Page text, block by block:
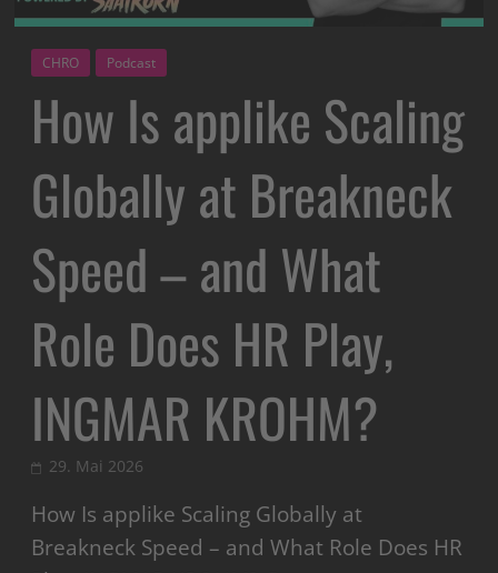
CHRO Podcast
How Is applike Scaling
Globally at Breakneck
Speed – and What
Role Does HR Play,
INGMAR KROHM?
29. Mai 2026
How Is applike Scaling Globally at
Breakneck Speed – and What Role Does HR